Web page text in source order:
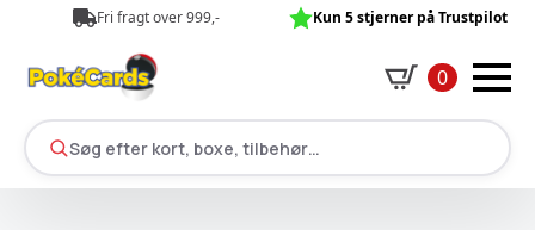
Fri fragt over 999,- Kun 5 stjerner på Trustpilot
0
Søg efter kort, boxe, tilbehør…